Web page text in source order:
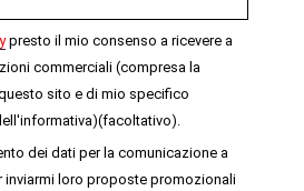
presto il mio consenso a ricevere a
commerciali (compresa la
sito e di mio specifico
dei dati per la comunicazione a
inviarmi loro proposte promozionali